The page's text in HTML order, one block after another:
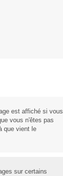
est affiché si vous
vous n'êtes pas
que vient le
sur certains